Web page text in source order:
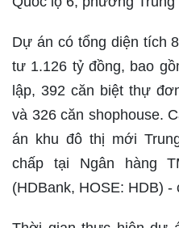
Dự án có tổng diện tích
tư 1.126 tỷ đồng, bao
lập, 392 căn biệt thự
và 326 căn shophouse.
án khu đô thị mới
chấp tại Ngân hàng
(HDBank, HOSE: HDB) -